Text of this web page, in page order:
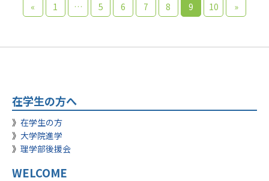
« 1 … 5 6 7 8 9 10 »
在学生の方へ
在学生の方
大学院進学
理学部後援会
WELCOME